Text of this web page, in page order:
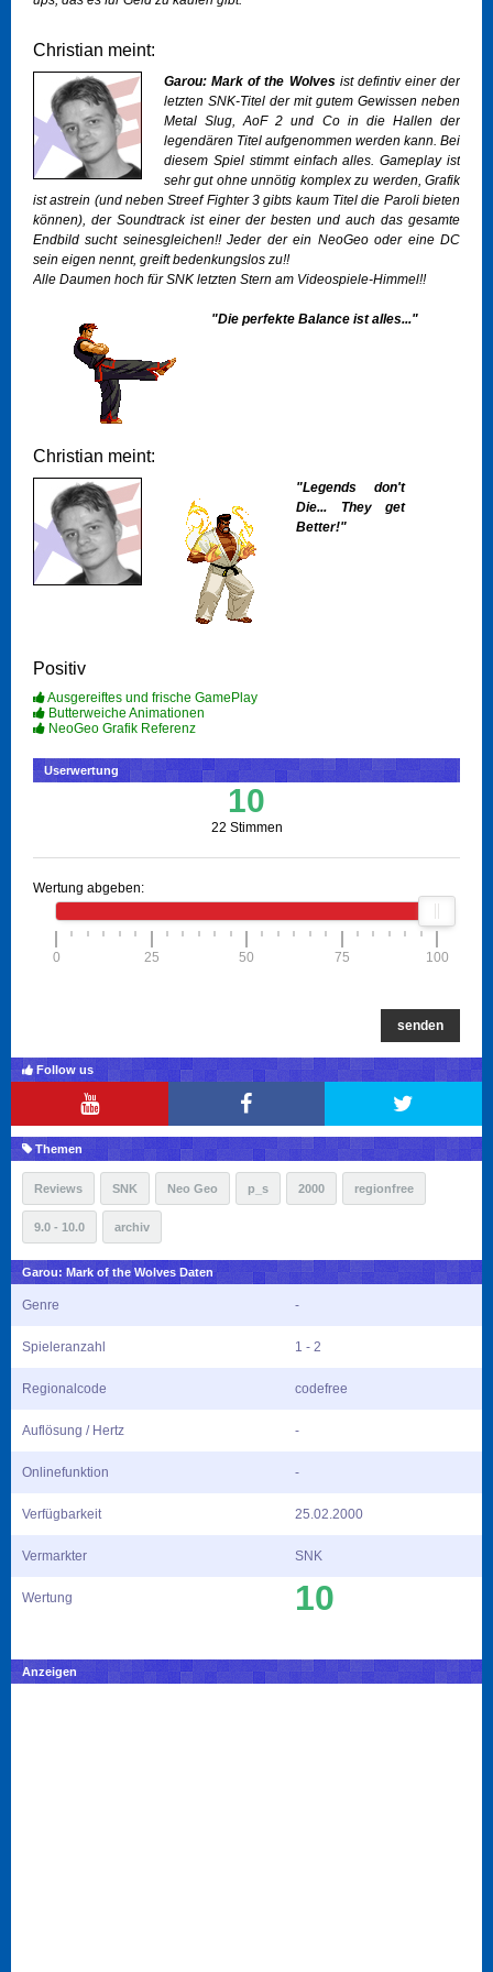
Christian meint:
Garou: Mark of the Wolvesist defintiv einer der
letzten SNK-Titel der mit gutem Gewissen neben
Metal Slug, AoF 2 und Co in die Hallen der
legendären Titel aufgenommen werden kann. Bei
diesem Spiel stimmt einfach alles. Gameplay ist
sehr gut ohne unnötig komplex zu werden, Grafik
ist astrein (und neben Streef Fighter 3 gibts kaum Titel die Paroli bieten
können), der Soundtrack ist einer der besten und auch das gesamte
Endbild sucht seinesgleichen!! Jeder der ein NeoGeo oder eine DC
sein eigen nennt, greift bedenkungslos zu!!
Alle Daumen hoch für SNK letzten Stern am Videospiele-Himmel!!
"Die perfekte Balance ist alles..."
Christian meint:
"Legends don't
Die... They get
Better!"
Positiv
Ausgereiftes und frische GamePlay
Butterweiche Animationen
NeoGeo Grafik Referenz
Userwertung
10
22 Stimmen
Wertung abgeben:
0 25 50 75 100
senden
Follow us
Themen
Reviews SNK Neo Geo p_s 2000 regionfree
9.0 - 10.0 archiv
Garou: Mark of the Wolves Daten
Genre -
Spieleranzahl 1 - 2
Regionalcode codefree
Auflösung / Hertz -
Onlinefunktion -
Verfügbarkeit 25.02.2000
Vermarkter SNK
Wertung 10
Anzeigen